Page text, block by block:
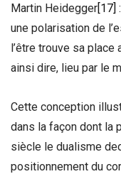
Martin Heidegger[17]
une polarisation de
l’être trouve sa place
ainsi dire, lieu par le
Cette conception
dans la façon dont la
siècle le dualisme
positionnement du